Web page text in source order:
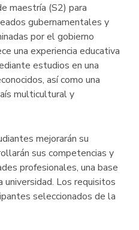
maestría (S2) para
gubernamentales y
por el gobierno
una experiencia educativa
estudios en una
así como una
multicultural y
mejorarán su
sus competencias y
profesionales, una base
Los requisitos
seleccionados de la